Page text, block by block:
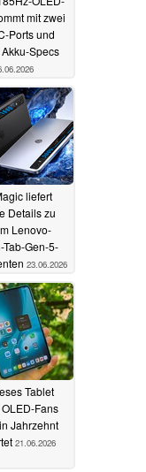
OLED-
mit zwei
Ports und
Specs
liefert
Details zu
Lenovo-
Gen-5-
23.06.2026